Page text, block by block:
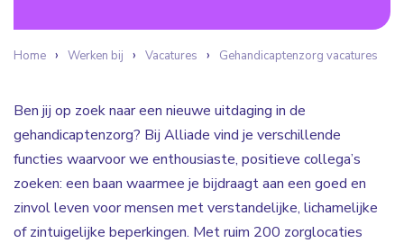
Home Werken bij Vacatures Gehandicaptenzorg vacatures
Ben jij op zoek naar een nieuwe uitdaging in de
gehandicaptenzorg? Bij Alliade vind je verschillende
functies waarvoor we enthousiaste, positieve collega’s
zoeken: een baan waarmee je bijdraagt aan een goed en
zinvol leven voor mensen met verstandelijke, lichamelijke
of zintuigelijke beperkingen. Met ruim 200 zorglocaties